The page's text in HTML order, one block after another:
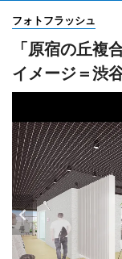
フォトフラッシュ
「原宿の丘複
イメージ＝渋